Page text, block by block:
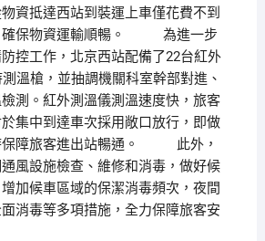
資抵達西站到裝運上車僅花費不到
確保物資運輸順暢。 為進一步
控工作，北京西站配備了22台紅外
溫槍，並抽調機關科室幹部對進、
測。紅外測溫儀測溫速度快，旅客
集中到達車次採用敞口放行，即做
保障旅客進出站暢通。 此外，
風設施檢查、維修和消毒，做好候
加候車區域的保潔消毒頻次，夜間
消毒等多項措施，全力保障旅客安